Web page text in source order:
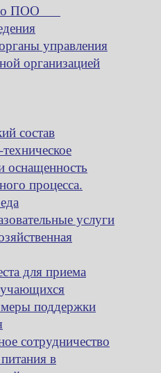
ПОО
управления
организацией
состав
оснащенность
процесса.
услуги
для приема
поддержки
сотрудничество
в